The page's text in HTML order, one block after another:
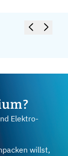
Elektro-
willst,